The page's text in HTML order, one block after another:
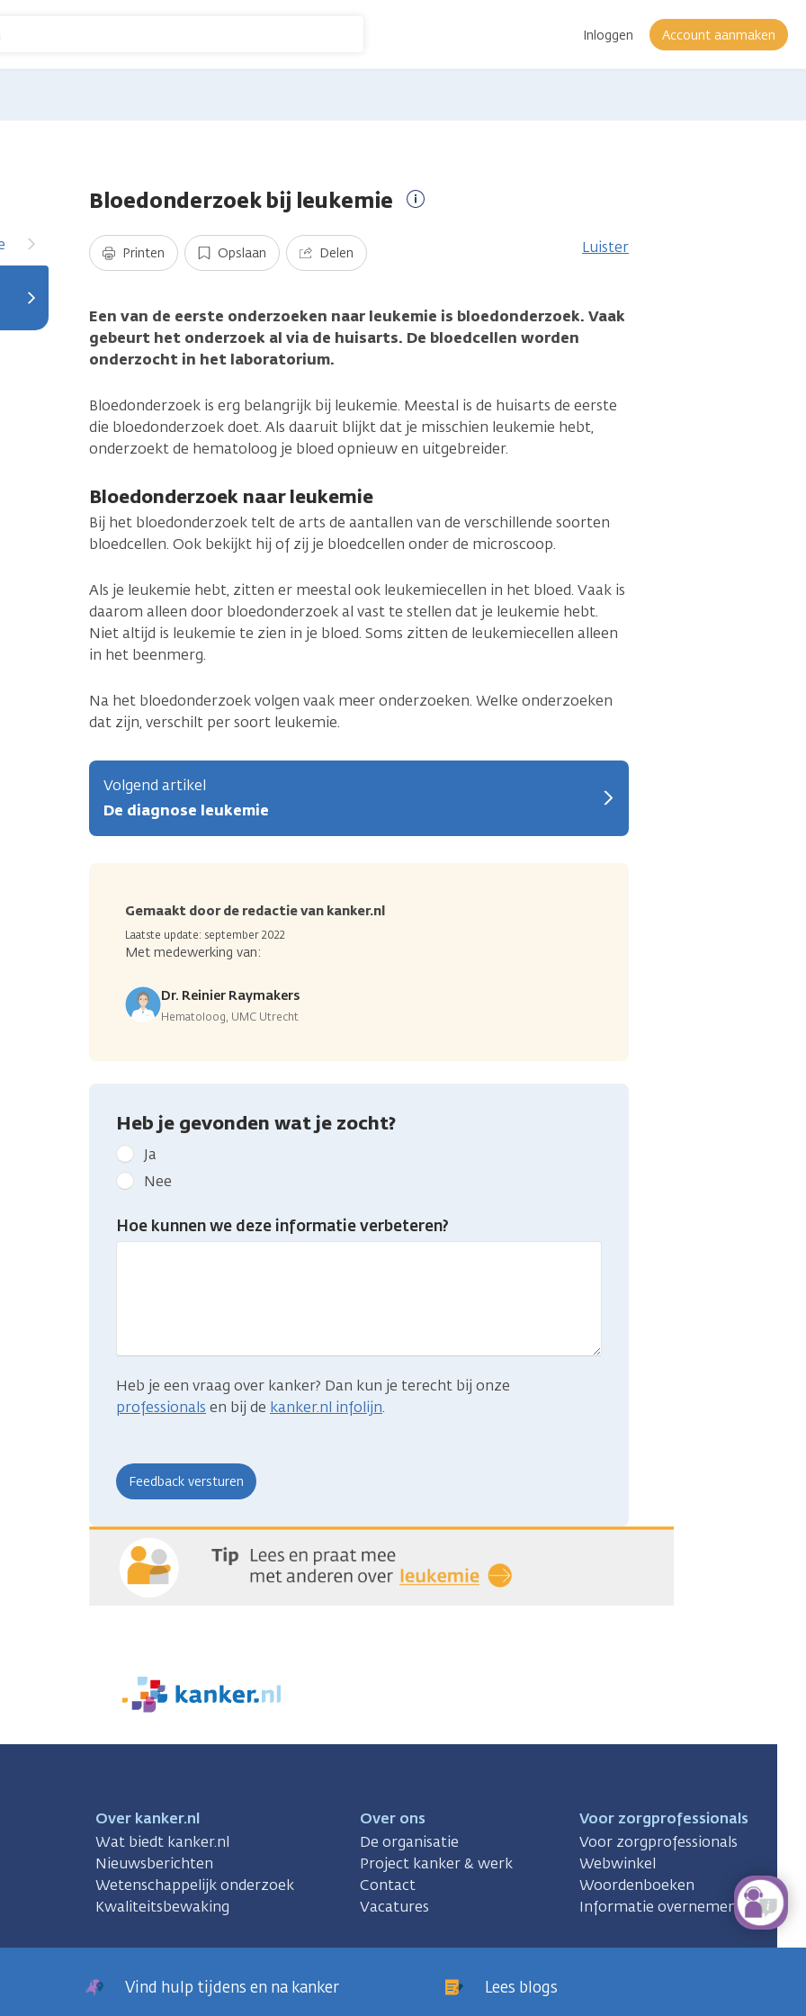
Inloggen Account aanmaken
Bloedonderzoek bij leukemie
Printen Opslaan Delen Luister
Een van de eerste onderzoeken naar leukemie is bloedonderzoek. Vaak
gebeurt het onderzoek al via de huisarts. De bloedcellen worden
onderzocht in het laboratorium.
Bloedonderzoek is erg belangrijk bij leukemie. Meestal is de huisarts de eerste
die bloedonderzoek doet. Als daaruit blijkt dat je misschien leukemie hebt,
onderzoekt de hematoloog je bloed opnieuw en uitgebreider.
Bloedonderzoek naar leukemie
Bij het bloedonderzoek telt de arts de aantallen van de verschillende soorten
bloedcellen. Ook bekijkt hij of zij je bloedcellen onder de microscoop.
Als je leukemie hebt, zitten er meestal ook leukemiecellen in het bloed. Vaak is
daarom alleen door bloedonderzoek al vast te stellen dat je leukemie hebt.
Niet altijd is leukemie te zien in je bloed. Soms zitten de leukemiecellen alleen
in het beenmerg.
Na het bloedonderzoek volgen vaak meer onderzoeken. Welke onderzoeken
dat zijn, verschilt per soort leukemie.
Volgend artikel
De diagnose leukemie
Gemaakt door de redactie van kanker.nl
Laatste update: september 2022
Met medewerking van:
Dr. Reinier Raymakers
Hematoloog, UMC Utrecht
Vind hulp tijdens en na kanker Lees blogs
Heb je gevonden wat je zocht?
Geef
kanker.nl
feedback:
Heb
je
Ja
Nee
Hoe kunnen we deze informatie verbeteren?
Heb je een vraag over kanker? Dan kun je terecht bij onze
professionals en bij de kanker.nl infolijn.
We
er
Over kanker.nl
Wat biedt kanker.nl
Nieuwsberichten
Wetenschappelijk onderzoek
Kwaliteitsbewaking
Over ons
De organisatie
Project kanker & werk
Contact
Vacatures
Voor zorgprofessionals
Voor zorgprofessionals
Webwinkel
Woordenboeken
Informatie overnemen